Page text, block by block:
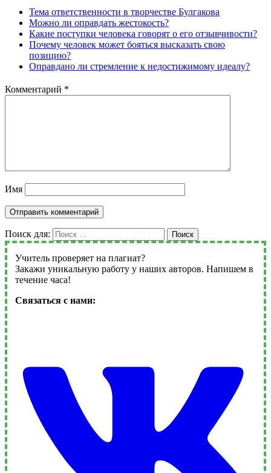
Тема ответственности в творчестве Булгакова
Можно ли оправдать жестокость?
Какие поступки человека говорят о его отзывчивости?
Почему человек может бояться высказать свою
позицию?
Оправдано ли стремление к недостижимому идеалу?
Комментарий *
Имя
Поиск для: Поиск
Учитель проверяет на плагиат?
Закажи уникальную работу у наших авторов. Напишем в
течение часа!
Связаться с нами: